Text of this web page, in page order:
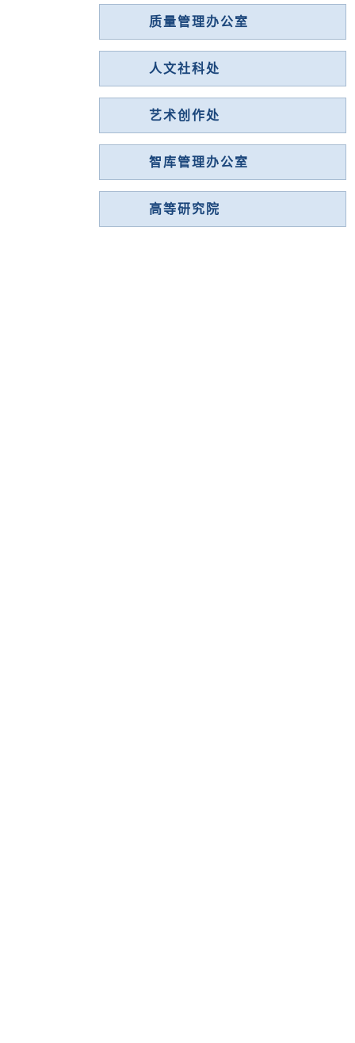
质量管理办公室
人文社科处
艺术创作处
智库管理办公室
高等研究院